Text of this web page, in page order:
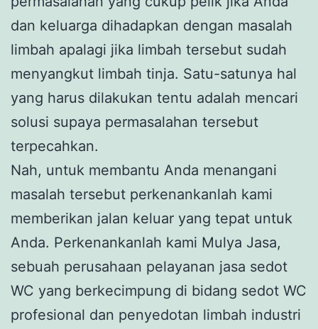
dan keluarga dihadapkan dengan masalah
limbah apalagi jika limbah tersebut sudah
menyangkut limbah tinja. Satu-satunya hal
yang harus dilakukan tentu adalah mencari
solusi supaya permasalahan tersebut
terpecahkan.
Nah, untuk membantu Anda menangani
masalah tersebut perkenankanlah kami
memberikan jalan keluar yang tepat untuk
Anda. Perkenankanlah kami Mulya Jasa,
sebuah perusahaan pelayanan jasa sedot
WC yang berkecimpung di bidang sedot WC
profesional dan penyedotan limbah industri